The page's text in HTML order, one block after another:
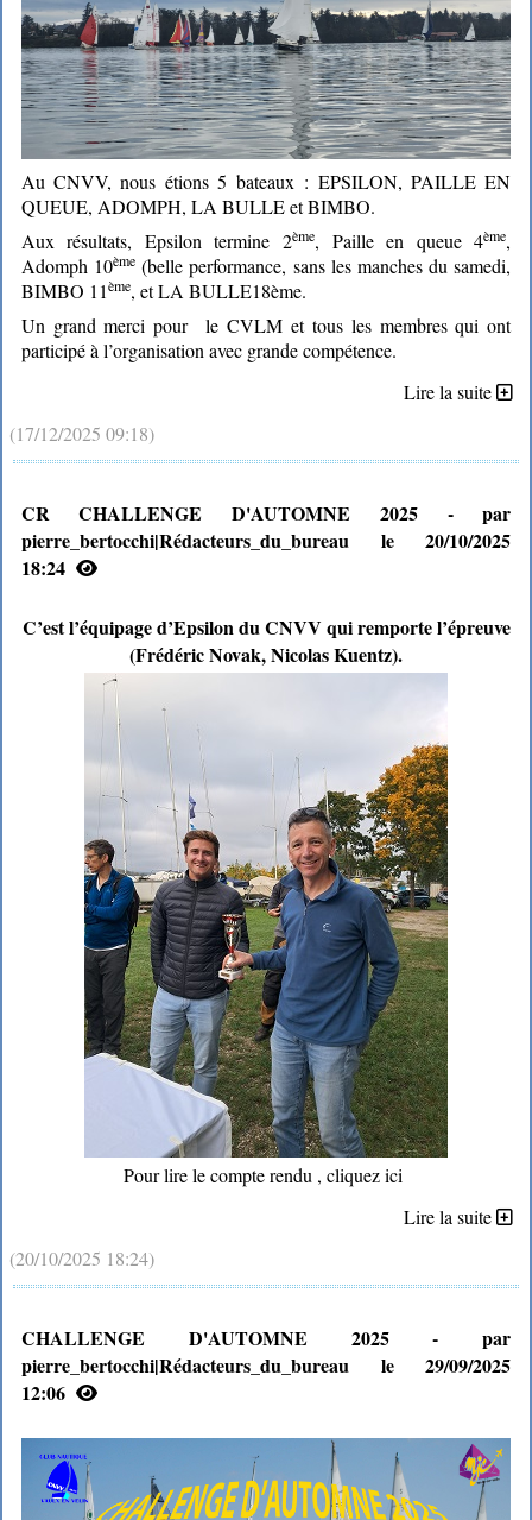
Au CNVV, nous étions 5 bateaux : EPSILON, PAILLE EN
QUEUE, ADOMPH, LA BULLE et BIMBO.
Aux résultats, Epsilon termine 2ème, Paille en queue 4ème,
Adomph 10ème(belle performance, sans les manches du samedi,
BIMBO 11ème, et LA BULLE18ème.
Un grand merci pour le CVLM et tous les membres qui ont
participé à l’organisation avec grande compétence.
Lire la suite
(17/12/2025 09:18)
CR CHALLENGE D'AUTOMNE 2025 - par
pierre_bertocchi|Rédacteurs_du_bureau le 20/10/2025
18:24
C’est l’équipage d’Epsilon du CNVV qui remporte l’épreuve
(Frédéric Novak, Nicolas Kuentz).
Pour lire le compte rendu , cliquez ici
Lire la suite
(20/10/2025 18:24)
CHALLENGE D'AUTOMNE 2025 - par
pierre_bertocchi|Rédacteurs_du_bureau le 29/09/2025
12:06